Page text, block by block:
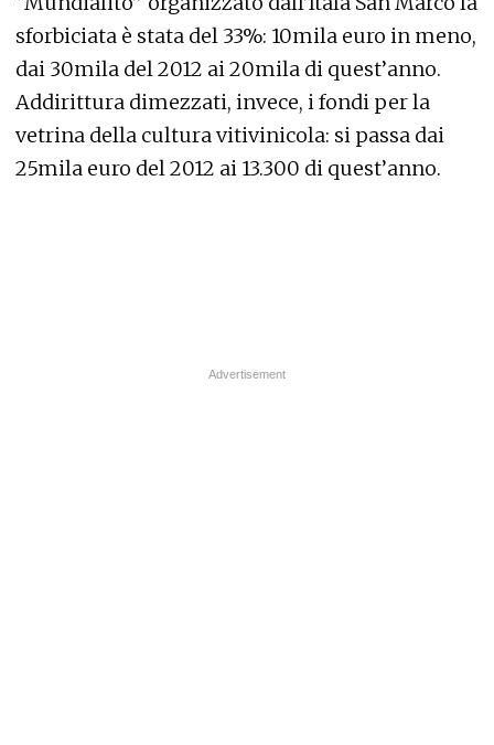
sforbiciata è stata del 33%: 10mila euro in meno,
dai 30mila del 2012 ai 20mila di quest’anno.
Addirittura dimezzati, invece, i fondi per la
vetrina della cultura vitivinicola: si passa dai
25mila euro del 2012 ai 13.300 di quest’anno.